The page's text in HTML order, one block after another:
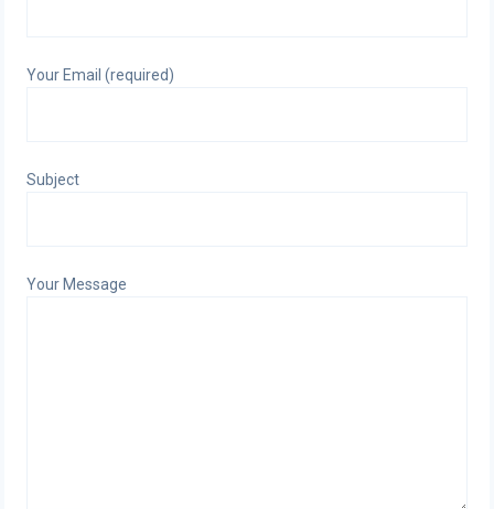
Your Email (required)
Subject
Your Message